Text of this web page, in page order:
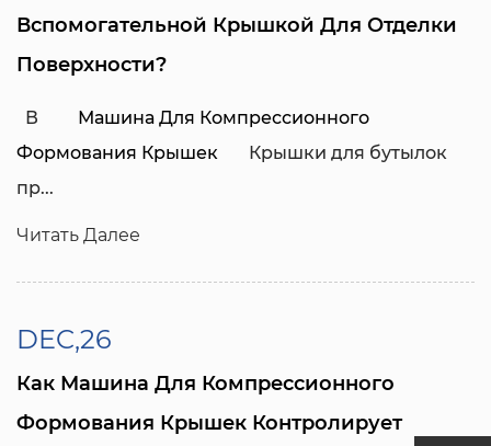
Вспомогательной Крышкой Для Отделки
Поверхности?
  В
    Машина Для Компрессионного
Формования Крышек
  Крышки для бутылок
пр...
Читать Далее
DEC,26
Как Машина Для Компрессионного
Формования Крышек Контролирует